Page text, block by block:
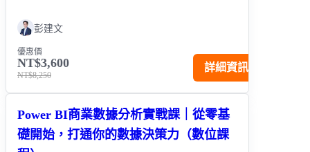
彭建文
優惠價
NT$3,600
NT$8,250
詳細資訊
Power BI商業數據分析實戰課｜從零基
礎開始，打通你的數據決策力（數位課